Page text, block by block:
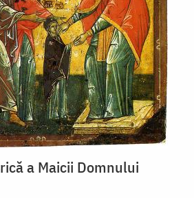
a Maicii Domnului